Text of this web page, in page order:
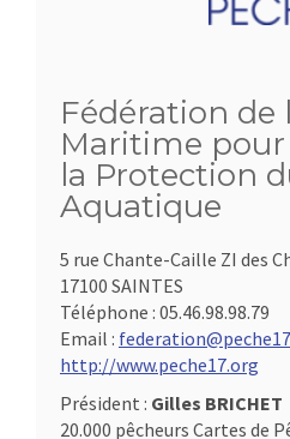
Fédération de
Maritime pour
la Protection
Aquatique
5 rue Chante-Caille ZI des
17100 SAINTES
Téléphone : 05.46.98.98.79
Email :
http://www.peche17.org
Président : Gilles BRICHET
20.000 pêcheurs Cartes de